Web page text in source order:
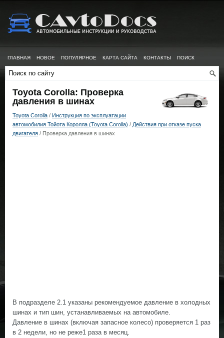
ГЛАВНАЯ НОВОЕ ПОПУЛЯРНОЕ КАРТА САЙТА КОНТАКТЫ ПОИСК
Toyota Corolla: Проверка
давления в шинах
Toyota Corolla / Инструкция по эксплуатации
автомобилия Тойота Королла (Toyota Corolla) / Действия при отказе пуска
двигателя / Проверка давления в шинах
В подразделе 2.1 указаны рекомендуемое давление в холодных
шинах и тип шин, устанавливаемых на автомобиле.
Давление в шинах (включая запасное колесо) проверяется 1 раз
в 2 недели, но не реже1 раза в месяц.